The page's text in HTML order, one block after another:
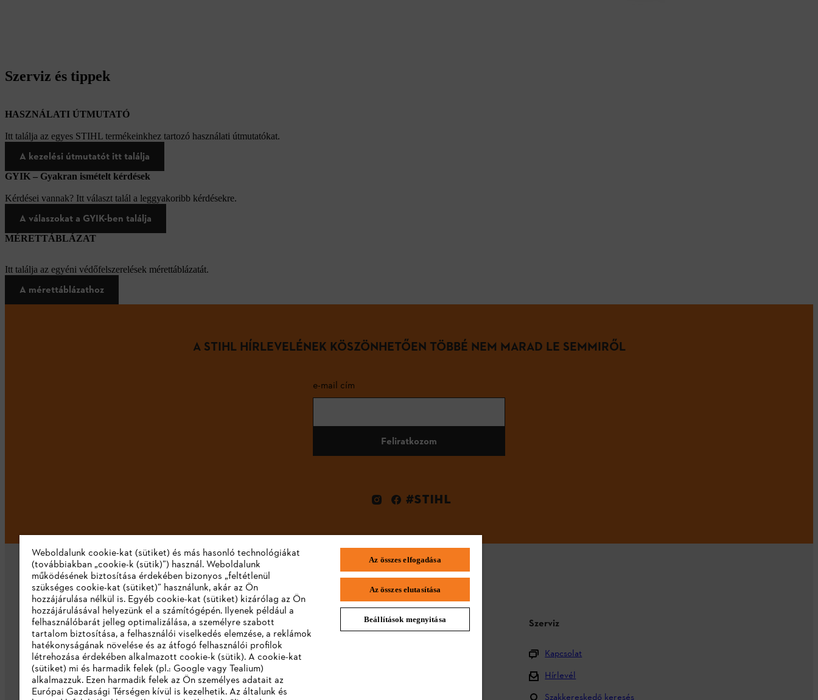
Szerviz és tippek
HASZNÁLATI ÚTMUTATÓ
Itt találja az egyes STIHL termékeinkhez tartozó használati útmutatókat.
A kezelési útmutatót itt találja
GYIK – Gyakran ismételt kérdések
Kérdései vannak? Itt választ talál a leggyakoribb kérdésekre.
A válaszokat a GYIK-ben találja
MÉRETTÁBLÁZAT
Itt találja az egyéni védőfelszerelések mérettáblázatát.
A mérettáblázathoz
A STIHL HÍRLEVELÉNEK KÖSZÖNHETŐEN TÖBBÉ NEM MARAD LE SEMMIRŐL
e-mail cím
Feliratkozom
#STIHL
Vállalat
Rólunk
Katalógus letöltése
STIHL GYIK Szerviz
Kapcsolat
Hírlevél
Weboldalunk cookie-kat (sütiket) és más hasonló technológiákat
(továbbiakban „cookie-k (sütik)”) használ. Weboldalunk
működésének biztosítása érdekében bizonyos „feltétlenül
szükséges cookie-kat (sütiket)” használunk, akár az Ön
hozzájárulása nélkül is. Egyéb cookie-kat (sütiket) kizárólag az Ön
hozzájárulásával helyezünk el a számítógépén. Ilyenek például a
felhasználóbarát jelleg optimalizálása, a személyre szabott
tartalom biztosítása, a felhasználói viselkedés elemzése, a reklámok
hatékonyságának növelése és az átfogó felhasználói profilok
létrehozása érdekében alkalmazott cookie-k (sütik). A cookie-kat
(sütiket) mi és harmadik felek (pl.: Google vagy Tealium)
alkalmazzuk. Ezen harmadik felek az Ön személyes adatait az
Európai Gazdasági Térségen kívül is kezelhetik. Az általunk és
Az összes elfogadása
Az összes elutasítása
Beállítások megnyitása